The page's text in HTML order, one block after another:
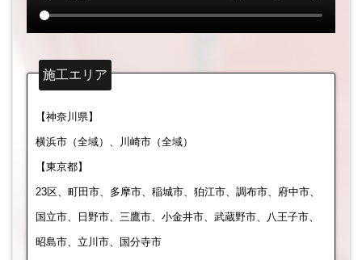
施工エリア
【神奈川県】
横浜市（全域）、川崎市（全域）
【東京都】
23区、町田市、多摩市、稲城市、狛江市、調布市、府中市、
国立市、日野市、三鷹市、小金井市、武蔵野市、八王子市、
昭島市、立川市、国分寺市